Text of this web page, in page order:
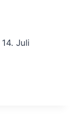
14. Juli